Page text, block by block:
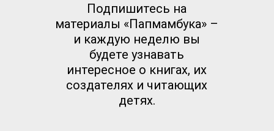
Подпишитесь на
материалы «Папмамбука» –
и каждую неделю вы
будете узнавать
интересное о книгах, их
создателях и читающих
детях.